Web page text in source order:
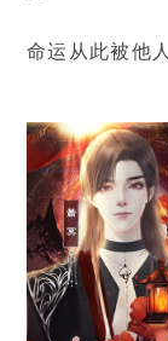
命运从此被他